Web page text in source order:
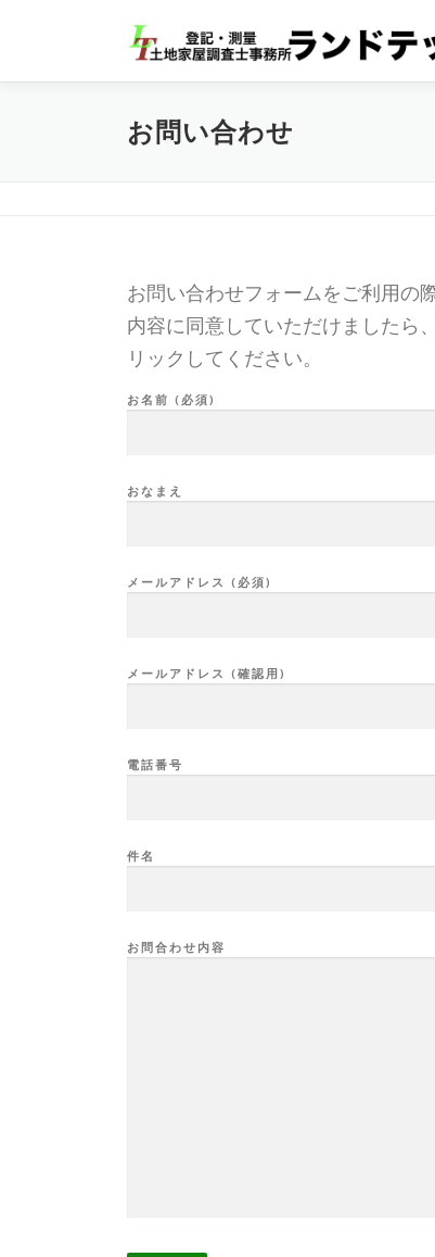
ン
お問い合わせ
お問い合わせフォームをご利用の
内容に同意していただけましたら
リックしてください。
お名前 (必須)
おなまえ
メールアドレス (必須)
メールアドレス (確認用)
電話番号
件名
お問合わせ内容